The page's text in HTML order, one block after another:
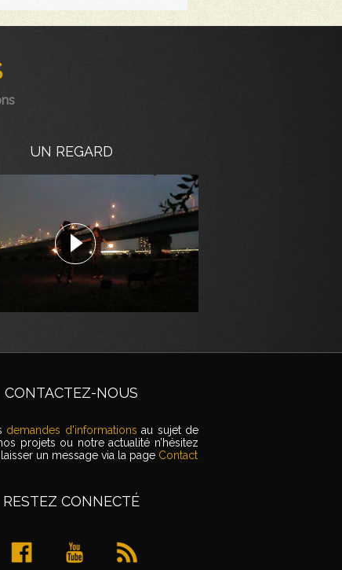
UN REGARD
CONTACTEZ-NOUS
demandes d'informations au sujet de
projets ou notre actualité n’hésitez
un message via la page Contact
RESTEZ CONNECTÉ